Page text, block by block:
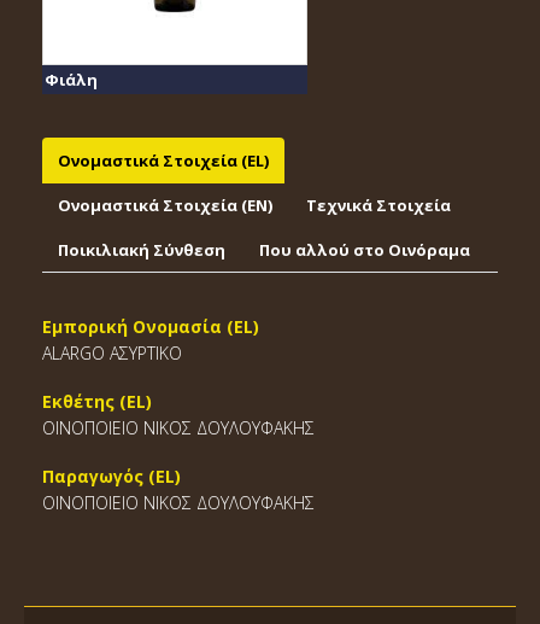
Φιάλη
Ονομαστικά Στοιχεία (EL)
Ονομαστικά Στοιχεία (EΝ) Τεχνικά Στοιχεία
Ποικιλιακή Σύνθεση Που αλλού στο Οινόραμα
Εμπορική Ονομασία (EL)
ALARGO ΑΣΥΡΤΙΚΟ
Εκθέτης (EL)
ΟΙΝΟΠΟΙΕΙΟ ΝΙΚΟΣ ΔΟΥΛΟΥΦΑΚΗΣ
Παραγωγός (EL)
ΟΙΝΟΠΟΙΕΙΟ ΝΙΚΟΣ ΔΟΥΛΟΥΦΑΚΗΣ